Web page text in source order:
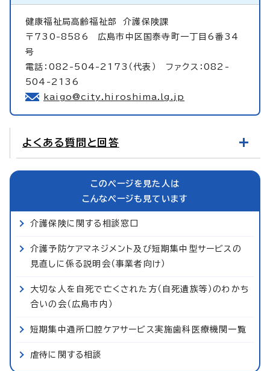
健康福祉局高齢福祉部介護保険課
〒730-8586 広島市中区国泰寺町一丁目6番34
号
電話：082-504-2173（代表） ファクス：082-
504-2136
kaigo@city.hiroshima.lg.jp
よくある質問と回答
このページを見た人は
こんなページも見ています
介護保険に関する相談窓口
介護予防ケアマネジメント及び短期集中型サービスの
見直しに係る説明会（事業者向け）
大切な人を自死で亡くされた方（自死遺族等）のわかち
合いの会（広島市内）
短期集中通所口腔ケアサービス実施歯科医療機関一覧
虐待に関する相談